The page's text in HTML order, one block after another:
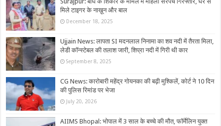
मिले टाइगर के नाख़ून और बाल
December 18, 2025
Ujjain News: लापता SI मदनलाल निनामा का शव नदी में तैरता मिला,
लेडी कॉन्स्टेबल की तलाश जारी, शिप्रा नदी में गिरी थी कार
September 8, 2025
CG News: कारोबारी महेंद्र गोयनका की बढ़ी मुश्किलें, कोर्ट ने 10 दिन
की पुलिस रिमांड पर भेजा
July 20, 2026
AIIMS Bhopal: भोपाल में 3 साल के बच्चे की मौत, फॉर्मेलिन युक्त